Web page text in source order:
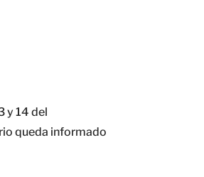
y 14 del
queda informado